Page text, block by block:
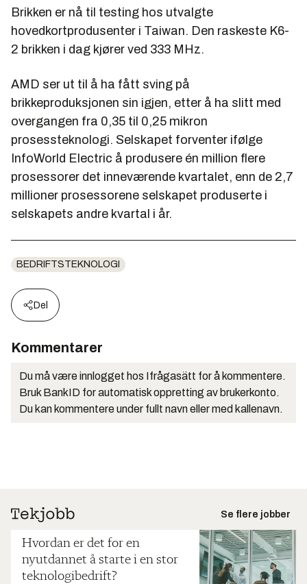
Brikken er nå til testing hos utvalgte
hovedkortprodusenter i Taiwan. Den raskeste K6-
2 brikken i dag kjører ved 333 MHz.
AMD ser ut til å ha fått sving på
brikkeproduksjonen sin igjen, etter å ha slitt med
overgangen fra 0,35 til 0,25 mikron
prosessteknologi. Selskapet forventer ifølge
InfoWorld Electric å produsere én million flere
prosessorer det inneværende kvartalet, enn de 2,7
millioner prosessorene selskapet produserte i
selskapets andre kvartal i år.
BEDRIFTSTEKNOLOGI
Del
Kommentarer
Du må være innlogget hos Ifrågasätt for å kommentere.
Bruk BankID for automatisk oppretting av brukerkonto.
Du kan kommentere under fullt navn eller med kallenavn.
Se flere jobber
Hvordan er det for en
nyutdannet å starte i en stor
teknologibedrift?